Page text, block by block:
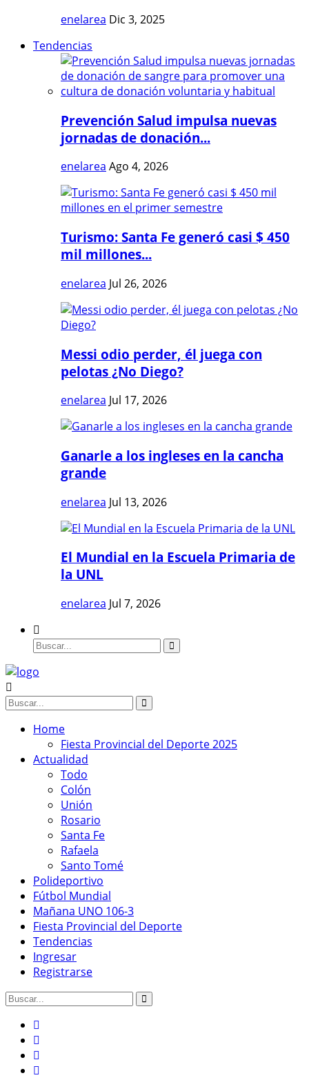
enelarea Dic 3, 2025
Tendencias
Prevención Salud impulsa nuevas
jornadas de donación...
enelarea Ago 4, 2026
Turismo: Santa Fe generó casi $ 450
mil millones...
enelarea Jul 26, 2026
Messi odio perder, él juega con
pelotas ¿No Diego?
enelarea Jul 17, 2026
Ganarle a los ingleses en la cancha
grande
enelarea Jul 13, 2026
El Mundial en la Escuela Primaria de
la UNL
enelarea Jul 7, 2026
Home
Fiesta Provincial del Deporte 2025
Actualidad
Todo
Colón
Unión
Rosario
Santa Fe
Rafaela
Santo Tomé
Polideportivo
Fútbol Mundial
Mañana UNO 106-3
Fiesta Provincial del Deporte
Tendencias
Ingresar
Registrarse